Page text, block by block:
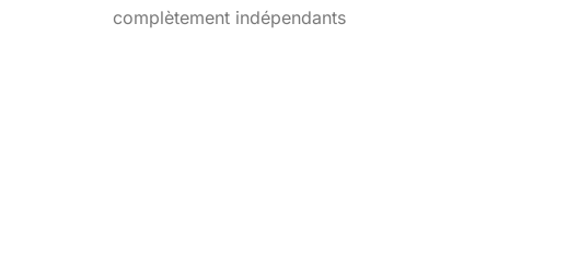
complètement indépendants